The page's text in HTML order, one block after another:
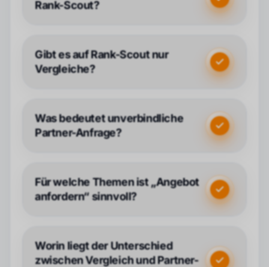
Rank-Scout?
Gibt es auf Rank-Scout nur
Vergleiche?
Was bedeutet unverbindliche
Partner-Anfrage?
Für welche Themen ist „Angebot
anfordern“ sinnvoll?
Worin liegt der Unterschied
zwischen Vergleich und Partner-